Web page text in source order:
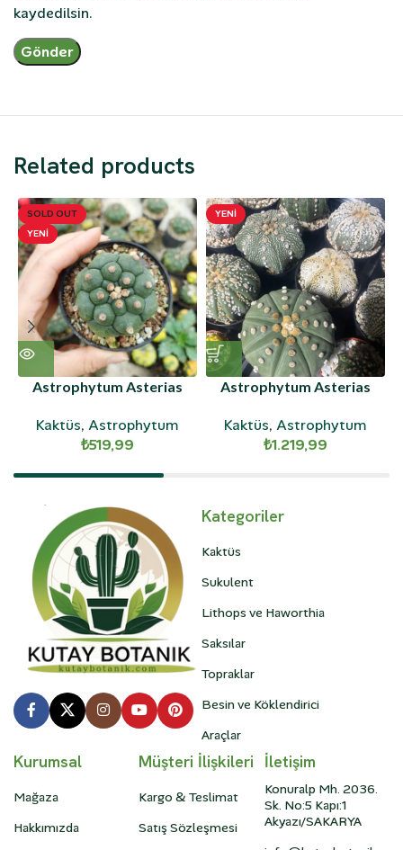
kaydedilsin.
Related products
SOLD OUT
YENI
Astrophytum Asterias
Kaktüs, Astrophytum
₺519,99
YENI
Astrophytum Asterias
Kaktüs, Astrophytum
₺1.219,99
Kategoriler
Kaktüs
Sukulent
Lithops ve Haworthia
Saksılar
Topraklar
Besin ve Köklendirici
Araçlar
Kurumsal
Mağaza
Hakkımızda
Müşteri İlişkileri
Kargo & Teslimat
Satış Sözleşmesi
İletişim
Konuralp Mh. 2036.
Sk. No:5 Kapı:1
Akyazı/SAKARYA